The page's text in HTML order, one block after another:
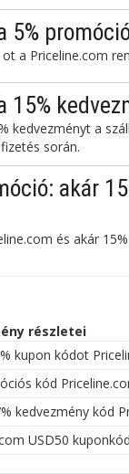
5%
a Priceline.com
15%
kedvezményt a
során.
akár
és akár
részletei
kupon kódot
kód
kedvezmény kód
USD50